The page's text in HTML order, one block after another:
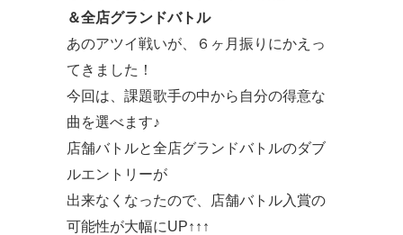
＆全店グランドバトル
あのアツイ戦いが、６ヶ月振りにかえっ
てきました！
今回は、課題歌手の中から自分の得意な
曲を選べます♪
店舗バトルと全店グランドバトルのダブ
ルエントリーが
出来なくなったので、店舗バトル入賞の
可能性が大幅にUP↑↑↑